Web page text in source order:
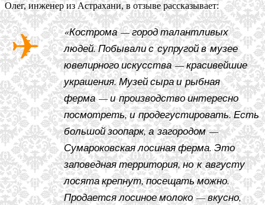
Олег, инженер из Астрахани, в отзыве рассказывает:
«Кострома — город талантливых
людей. Побывали с супругой в музее
ювелирного искусства — красивейшие
украшения. Музей сыра и рыбная
ферма — и производство интересно
посмотреть, и продегустировать. Есть
большой зоопарк, а загородом —
Сумароковская лосиная ферма. Это
заповедная территория, но к августу
лосята крепнут, посещать можно.
Продается лосиное молоко — вкусно,